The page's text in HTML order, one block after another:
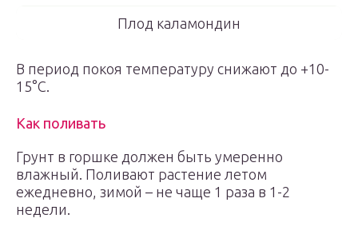
Плод каламондин
В период покоя температуру снижают до +10-
15°С.
Как поливать
Грунт в горшке должен быть умеренно
влажный. Поливают растение летом
ежедневно, зимой – не чаще 1 раза в 1-2
недели.